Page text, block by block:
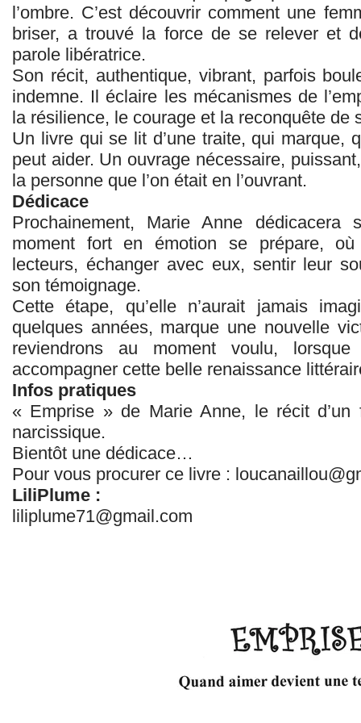
l’ombre. C’est découvrir comment une
briser, a trouvé la force de se relever et
parole libératrice.
Son récit, authentique, vibrant, parfois
indemne. Il éclaire les mécanismes de
la résilience, le courage et la reconquête de
Un livre qui se lit d’une traite, qui marque,
peut aider. Un ouvrage nécessaire,
la personne que l’on était en l’ouvrant.
Dédicace
Prochainement, Marie Anne
moment fort en émotion se prépare,
lecteurs, échanger avec eux, sentir leur
son témoignage.
Cette étape, qu’elle n’aurait jamais
quelques années, marque une nouvelle
reviendrons au moment voulu,
accompagner cette belle renaissance
Infos pratiques
« Emprise » de Marie Anne, le récit d’un
narcissique.
Bientôt une dédicace…
Pour vous procurer ce livre :
LiliPlume :
liliplume71@gmail.com